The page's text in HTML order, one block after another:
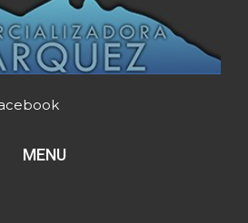
MENU